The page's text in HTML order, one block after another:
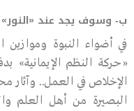
ب- وسوف يجد عند
في أضواء النبوة وموازين
«حركة النظم الإيمانية»
الإخلاص في العمل.. وآثار
البصيرة من أهل العلم